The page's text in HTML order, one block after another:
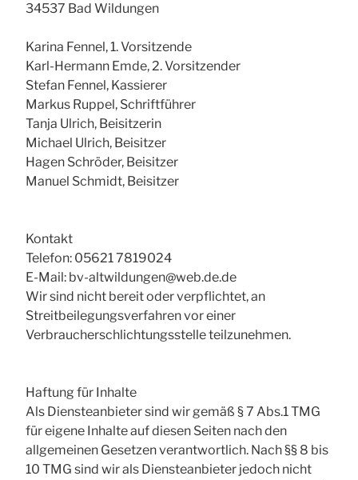
34537 Bad Wildungen
Karina Fennel, 1. Vorsitzende
Karl-Hermann Emde, 2. Vorsitzender
Stefan Fennel, Kassierer
Markus Ruppel, Schriftführer
Tanja Ulrich, Beisitzerin
Michael Ulrich, Beisitzer
Hagen Schröder, Beisitzer
Manuel Schmidt, Beisitzer
Kontakt
Telefon: 05621 7819024
E-Mail: bv-altwildungen@web.de.de
Wir sind nicht bereit oder verpflichtet, an
Streitbeilegungsverfahren vor einer
Verbraucherschlichtungsstelle teilzunehmen.
Haftung für Inhalte
Als Diensteanbieter sind wir gemäß § 7 Abs.1 TMG
für eigene Inhalte auf diesen Seiten nach den
allgemeinen Gesetzen verantwortlich. Nach §§ 8 bis
10 TMG sind wir als Diensteanbieter jedoch nicht